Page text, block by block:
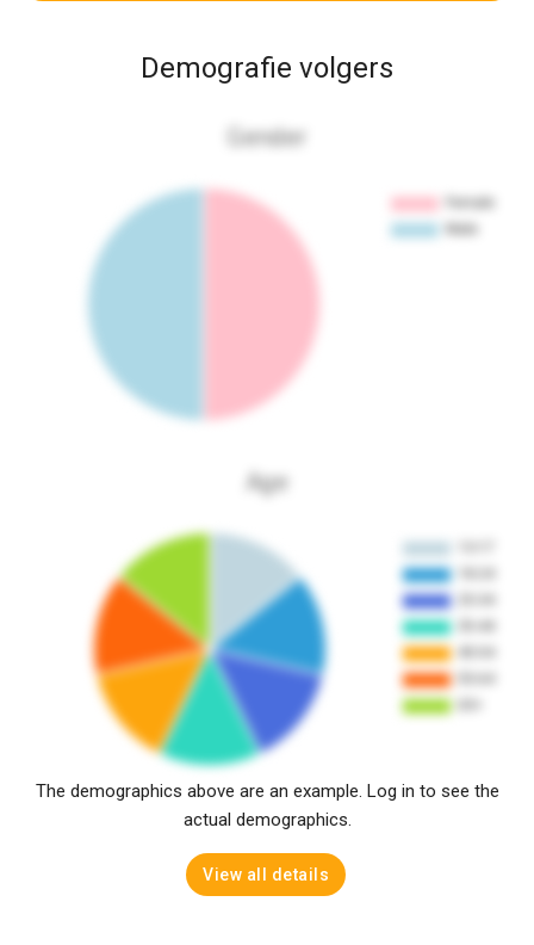
Demografie volgers
Gender
Age
The demographics above are an example. Log in to see the
actual demographics.
View all details